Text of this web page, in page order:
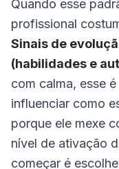
Quando esse
profissional
Sinais de
(habilidades e
com calma, esse
influenciar como
porque ele mexe
nível de ativação
começar é